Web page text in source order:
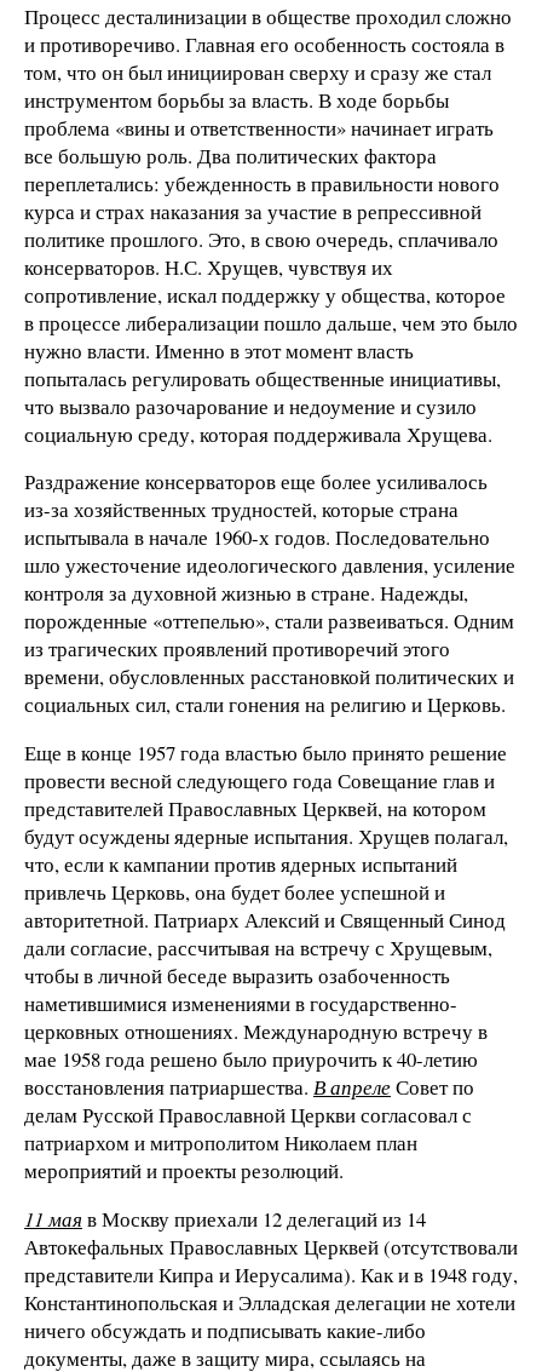
Процесс десталинизации в обществе проходил сложно
и противоречиво. Главная его особенность состояла в
том, что он был инициирован сверху и сразу же стал
инструментом борьбы за власть. В ходе борьбы
проблема «вины и ответственности» начинает играть
все большую роль. Два политических фактора
переплетались: убежденность в правильности нового
курса и страх наказания за участие в репрессивной
политике прошлого. Это, в свою очередь, сплачивало
консерваторов. Н.С. Хрущев, чувствуя их
сопротивление, искал поддержку у общества, которое
в процессе либерализации пошло дальше, чем это было
нужно власти. Именно в этот момент власть
попыталась регулировать общественные инициативы,
что вызвало разочарование и недоумение и сузило
социальную среду, которая поддерживала Хрущева.
Раздражение консерваторов еще более усиливалось
из-за хозяйственных трудностей, которые страна
испытывала в начале 1960-х годов. Последовательно
шло ужесточение идеологического давления, усиление
контроля за духовной жизнью в стране. Надежды,
порожденные «оттепелью», стали развеиваться. Одним
из трагических проявлений противоречий этого
времени, обусловленных расстановкой политических и
социальных сил, стали гонения на религию и Церковь.
Еще в конце 1957 года властью было принято решение
провести весной следующего года Совещание глав и
представителей Православных Церквей, на котором
будут осуждены ядерные испытания. Хрущев полагал,
что, если к кампании против ядерных испытаний
привлечь Церковь, она будет более успешной и
авторитетной. Патриарх Алексий и Священный Синод
дали согласие, рассчитывая на встречу с Хрущевым,
чтобы в личной беседе выразить озабоченность
наметившимися изменениями в государственно-
церковных отношениях. Международную встречу в
мае 1958 года решено было приурочить к 40-летию
восстановления патриаршества. В апрелеСовет по
делам Русской Православной Церкви согласовал с
патриархом и митрополитом Николаем план
мероприятий и проекты резолюций.
11 мая в Москву приехали 12 делегаций из 14
Автокефальных Православных Церквей (отсутствовали
представители Кипра и Иерусалима). Как и в 1948 году,
Константинопольская и Элладская делегации не хотели
ничего обсуждать и подписывать какие-либо
документы, даже в защиту мира, ссылаясь на